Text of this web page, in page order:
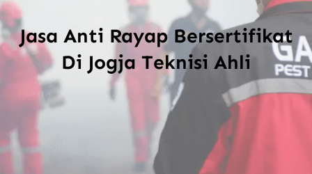
Jasa Anti Rayap Bersertifikat
Di Jogja Teknisi Ahli